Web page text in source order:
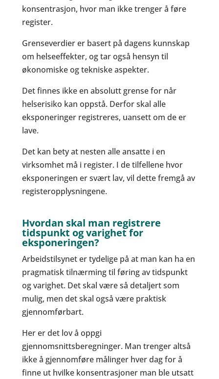
konsentrasjon, hvor man ikke trenger å føre
register.
Grenseverdier er basert på dagens kunnskap
om helseeffekter, og tar også hensyn til
økonomiske og tekniske aspekter.
Det finnes ikke en absolutt grense for når
helserisiko kan oppstå. Derfor skal alle
eksponeringer registreres, uansett om de er
lave.
Det kan bety at nesten alle ansatte i en
virksomhet må i register. I de tilfellene hvor
eksponeringen er svært lav, vil dette fremgå av
registeropplysningene.
Hvordan skal man registrere
tidspunkt og varighet for
eksponeringen?
Arbeidstilsynet er tydelige på at man kan ha en
pragmatisk tilnærming til føring av tidspunkt
og varighet. Det skal være så detaljert som
mulig, men det skal også være praktisk
gjennomførbart.
Her er det lov å oppgi
gjennomsnittsberegninger. Man trenger altså
ikke å gjennomføre målinger hver dag for å
finne ut hvilke konsentrasjoner man ble utsatt